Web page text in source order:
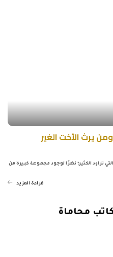
يرث الأخت الغير
تراود الكثير؛ نظرًا لوجود مجموعة كبيرة من
قراءة المزيد